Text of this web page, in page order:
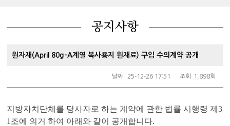
공지사항
원자재(April 80g-A계열 복사용지 원재료) 구입 수의계약 공개
날짜 25-12-26 17:51 조회 1,898회
지방자치단체를 당사자로 하는 계약에 관한 법률 시행령 제3
1 조에 의거 하여 아래와 같이 공개합니다.